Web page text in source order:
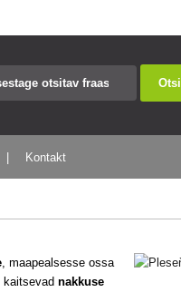
Otsi
Kontakt
, maapealsesse ossa
kaitsevadnakkuse